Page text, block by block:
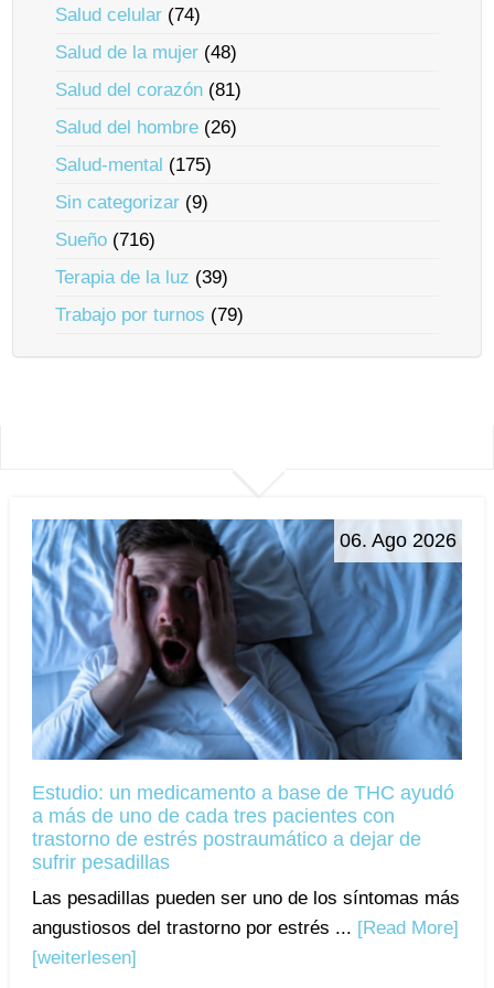
Salud celular (74)
Salud de la mujer (48)
Salud del corazón (81)
Salud del hombre (26)
Salud-mental (175)
Sin categorizar (9)
Sueño (716)
Terapia de la luz (39)
Trabajo por turnos (79)
06. Ago 2026
Estudio: un medicamento a base de THC ayudó
a más de uno de cada tres pacientes con
trastorno de estrés postraumático a dejar de
sufrir pesadillas
Las pesadillas pueden ser uno de los síntomas más
angustiosos del trastorno por estrés ... [Read More]
[weiterlesen]